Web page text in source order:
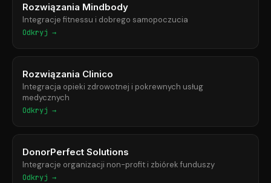
Rozwiązania Mindbody
Integracje fitnessu i dobrego samopoczucia
Odkryj →
Rozwiązania Clinico
Integracja opieki zdrowotnej i pokrewnych usług
medycznych
Odkryj →
DonorPerfect Solutions
Integracje organizacji non-profit i zbiórek funduszy
Odkryj →